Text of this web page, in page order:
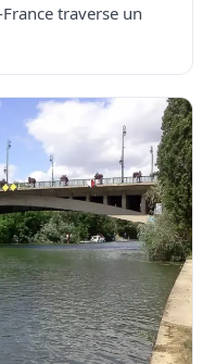
traverse un